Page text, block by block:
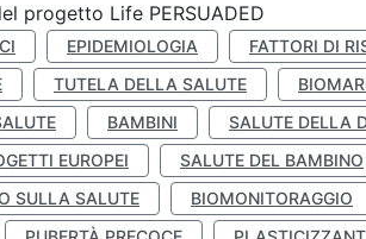
progetto Life PERSUADED
EPIDEMIOLOGIA FATTORI DI
TUTELA DELLA SALUTE
BAMBINI SALUTE DELLA
EUROPEI SALUTE DEL BAMBINO
SULLA SALUTE
BIOMONITORAGGIO